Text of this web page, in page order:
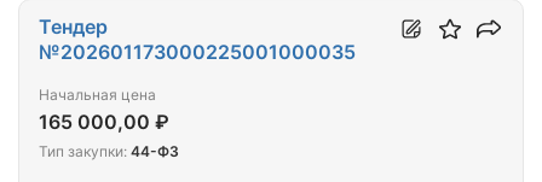
Тендер
№202601173000225001000035
Начальная цена
165 000,00 ₽
Тип закупки: 44-ФЗ